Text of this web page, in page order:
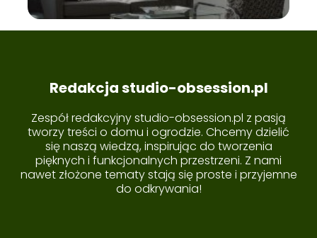
Redakcja studio-obsession.pl
Zespół redakcyjny studio-obsession.pl z pasją
tworzy treści o domu i ogrodzie. Chcemy dzielić
się naszą wiedzą, inspirując do tworzenia
pięknych i funkcjonalnych przestrzeni. Z nami
nawet złożone tematy stają się proste i przyjemne
do odkrywania!